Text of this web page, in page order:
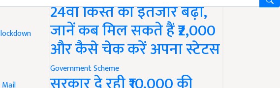
lockdown
Mail
24वीं किस्त का इंतजार बढ़ा,
जानें कब मिल सकते हैं ₹2,000
और कैसे चेक करें अपना स्टेटस
Government Scheme